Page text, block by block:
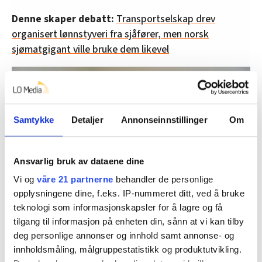
Samtykke Detaljer Annonseinnstillinger Om
Ansvarlig bruk av dataene dine
Vi og våre 21 partnerne behandler de personlige
opplysningene dine, f.eks. IP-nummeret ditt, ved å bruke
teknologi som informasjonskapsler for å lagre og få
tilgang til informasjon på enheten din, sånn at vi kan tilby
deg personlige annonser og innhold samt annonse- og
innholdsmåling, målgruppestatistikk og produktutvikling.
Denne skaper debatt: Transportselskap drev
organisert lønnstyveri fra sjåfører, men norsk
sjømatgigant ville bruke dem likevel
Politiadvokat Christian Eckhoff ved Øst Politidistrikt har useriøse
oppdragsgivere i kikkerten.